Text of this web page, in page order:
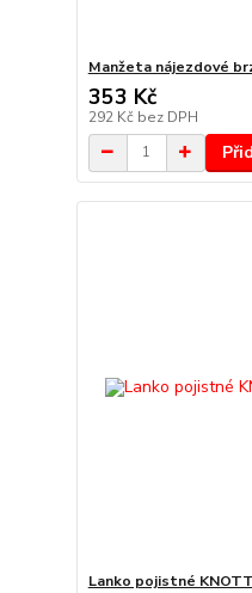
Manžeta nájezdové
353 Kč
292 Kč bez DPH
Lanko pojistné